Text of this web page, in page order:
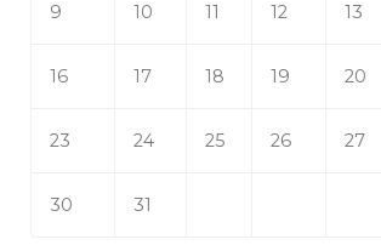
9 10 11 12 13
16 17 18 19 20
23 24 25 26 27
30 31